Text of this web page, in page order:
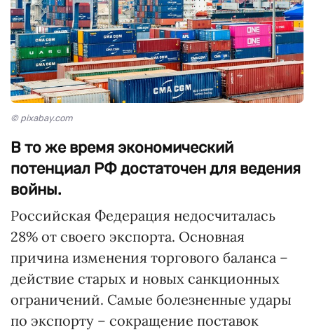
© pixabay.com
В то же время экономический
потенциал РФ достаточен для ведения
войны.
Российская Федерация недосчиталась
28% от своего экспорта. Основная
причина изменения торгового баланса –
действие старых и новых санкционных
ограничений. Самые болезненные удары
по экспорту – сокращение поставок